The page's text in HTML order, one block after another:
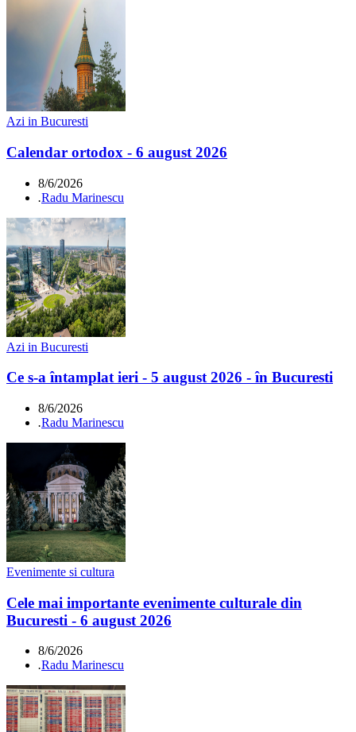
Azi in Bucuresti
Calendar ortodox - 6 august 2026
8/6/2026
.Radu Marinescu
Azi in Bucuresti
Ce s-a întamplat ieri - 5 august 2026 - în Bucuresti
8/6/2026
.Radu Marinescu
Evenimente si cultura
Cele mai importante evenimente culturale din
Bucuresti - 6 august 2026
8/6/2026
.Radu Marinescu